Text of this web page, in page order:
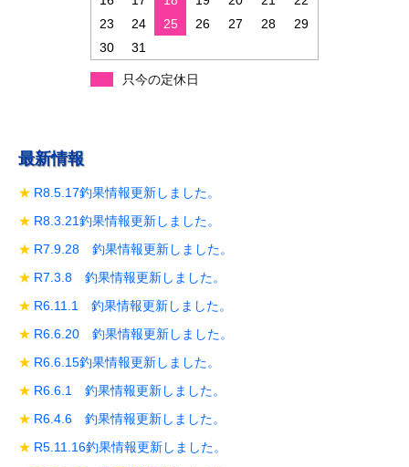
23
24 25 26 27 28
29
30
31
只今の定休日
最新情報
R8.5.17釣果情報更新しました。
R8.3.21釣果情報更新しました。
R7.9.28 釣果情報更新しました。
R7.3.8 釣果情報更新しました。
R6.11.1 釣果情報更新しました。
R6.6.20 釣果情報更新しました。
R6.6.15釣果情報更新しました。
R6.6.1 釣果情報更新しました。
R6.4.6 釣果情報更新しました。
R5.11.16釣果情報更新しました。